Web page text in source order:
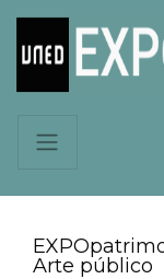
Arte público